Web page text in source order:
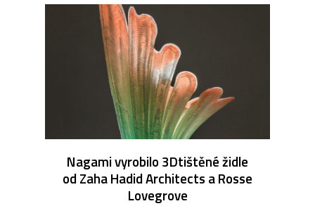
Nagami vyrobilo 3Dtištěné židle
od Zaha Hadid Architects a Rosse
Lovegrove